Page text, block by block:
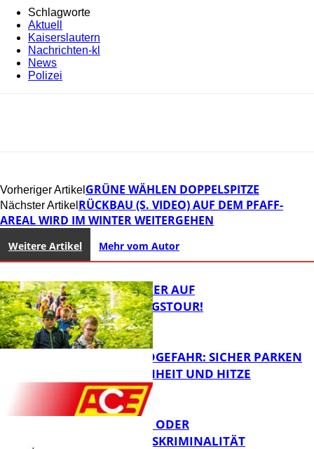
Schlagworte
Aktuell
Kaiserslautern
Nachrichten-kl
News
Polizei
Vorheriger Artikel GRÜNE WÄHLEN DOPPELSPITZE
Nächster Artikel RÜCKBAU (S. VIDEO) AUF DEM PFAFF-
AREAL WIRD IM WINTER WEITERGEHEN
Weitere Artikel Mehr vom Autor
MIT DEM JÄGER AUF
ENTDECKUNGSTOUR!
WALDBRANDGEFAHR: SICHER PARKEN
BEI TROCKENHEIT UND HITZE
CYBERCRIME ODER
WIRTSCHAFTSKRIMINALITÄT